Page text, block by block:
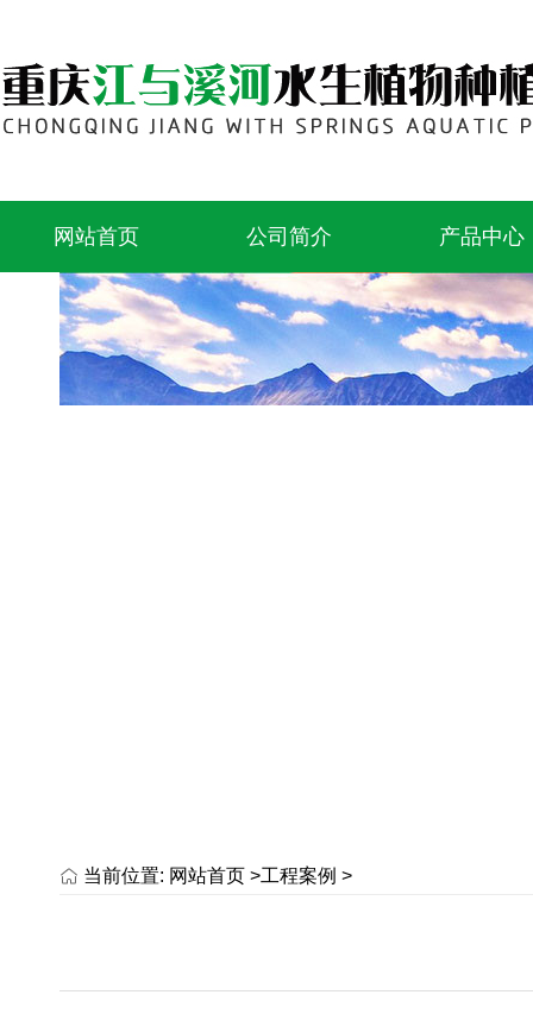
网站首页 公司简介 产品中心
当前位置: 网站首页 >工程案例 >